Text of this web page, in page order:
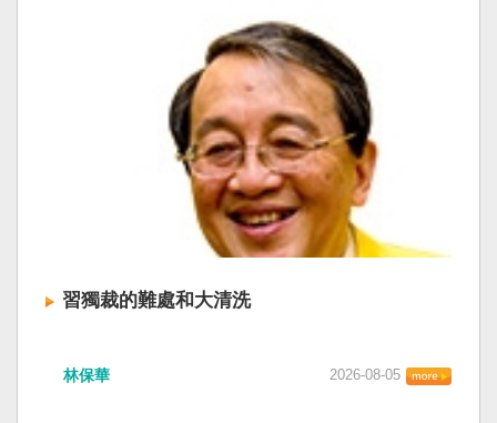
習獨裁的難處和大清洗
林保華 2026-08-05